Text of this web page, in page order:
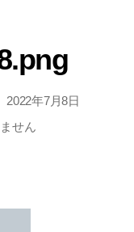
2022年7月8日
せん